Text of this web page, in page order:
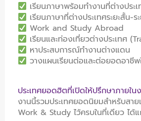
เรียนภาษาพร้อมทำงานที่ต่างประ
เรียนภาษาที่ต่างประเทศระยะสั้น-ร
Work and Study Abroad
เรียนและท่องเที่ยวต่างประเทศ
หาประสบการณ์ทำงานต่างแดน
วางแผนเรียนต่อและต่อยอดอาชี
ประเทศยอดฮิตที่เปิดให้ปรึกษาภายใน
งานนี้รวมประเทศยอดนิยมสำหรับสาย
Work & Study ไว้ครบในที่เดียว ได้